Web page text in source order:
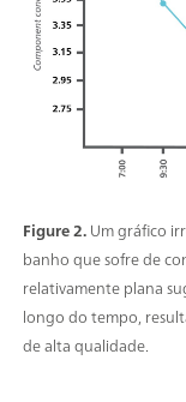
Figure 2.Um gráfico
banho que sofre de
relativamente plana
longo do tempo,
de alta qualidade.